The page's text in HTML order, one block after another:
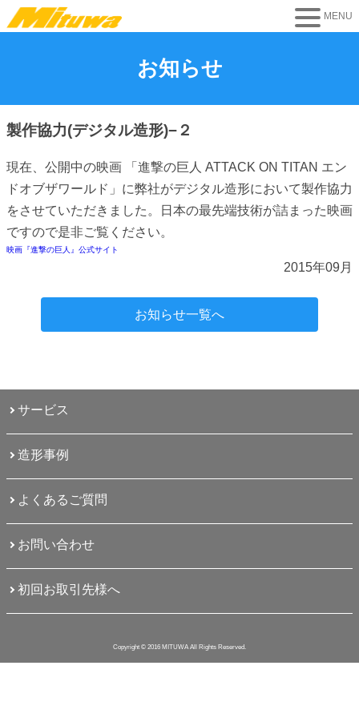
お知らせ
製作協力(デジタル造形)−２
現在、公開中の映画 「進撃の巨人 ATTACK ON TITAN エン
ドオブザワールド」に弊社がデジタル造形において製作協力
をさせていただきました。日本の最先端技術が詰まった映画
ですので是非ご覧ください。
映画『進撃の巨人』公式サイト
2015年09月
お知らせ一覧へ
サービス
造形事例
よくあるご質問
お問い合わせ
初回お取引先様へ
Copyright © 2016 MITUWA All Rights Reserved.